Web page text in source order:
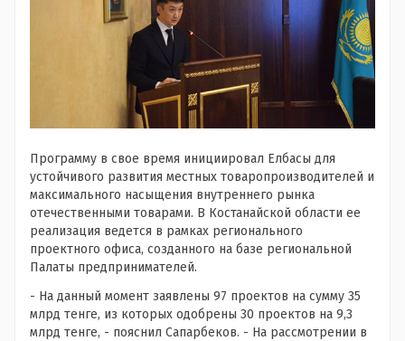
Программу в свое время инициировал Елбасы для
устойчивого развития местных товаропроизводителей и
максимального насыщения внутреннего рынка
отечественными товарами. В Костанайской области ее
реализация ведется в рамках регионального
проектного офиса, созданного на базе региональной
Палаты предпринимателей.
- На данный момент заявлены 97 проектов на сумму 35
млрд тенге, из которых одобрены 30 проектов на 9,3
млрд тенге, - пояснил Сапарбеков. - На рассмотрении в